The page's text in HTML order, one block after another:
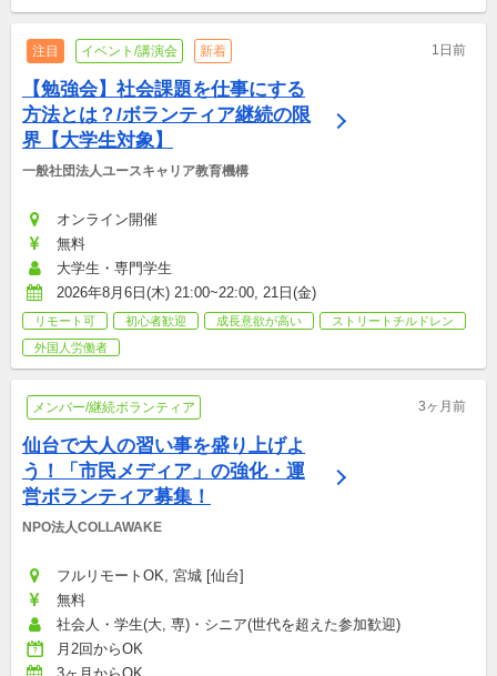
注目 イベント/講演会 新着 1日前
【勉強会】社会課題を仕事にする
方法とは？/ボランティア継続の限
界【大学生対象】
一般社団法人ユースキャリア教育機構
オンライン開催
無料
大学生・専門学生
2026年8月6日(木) 21:00~22:00, 21日(金)
リモート可 初心者歓迎 成長意欲が高い
ストリートチルドレン
外国人労働者
メンバー/継続ボランティア 3ヶ月前
仙台で大人の習い事を盛り上げよ
う！「市民メディア」の強化・運
営ボランティア募集！
NPO法人COLLAWAKE
フルリモートOK, 宮城 [仙台]
無料
社会人・学生(大, 専)・シニア(世代を超えた参加歓迎)
月2回からOK